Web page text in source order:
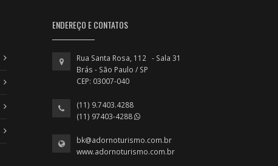
ENDEREÇO E CONTATOS
Rua Santa Rosa, 112 - Sala 31
Brás - São Paulo / SP
CEP: 03007-040
(11) 9.7403.4288
(11) 97403-4288
bk@adornoturismo.com.br
www.adornoturismo.com.br